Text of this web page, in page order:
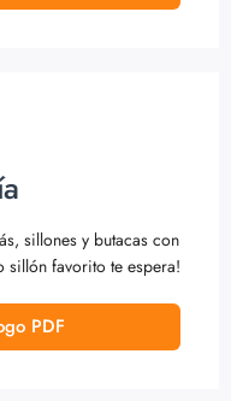
sillones y butacas con
sillón favorito te espera!
PDF